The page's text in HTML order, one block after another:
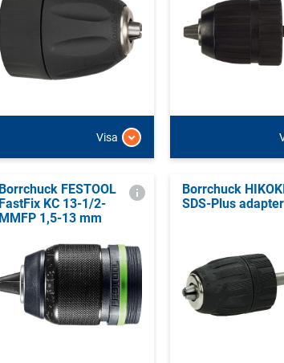
Visa
Borrchuck FESTOOL
FastFix KC 13-1/2-
MMFP 1,5-13 mm
Borrchuck
SDS-Plus adapter